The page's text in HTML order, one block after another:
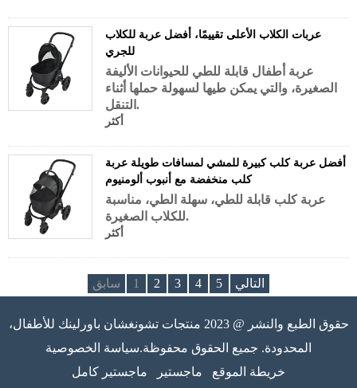
عربات الكلاب الأعلى تقييمًا، أفضل عربة للكلاب
للجري
عربة أطفال قابلة للطي للحيوانات الأليفة
الصغيرة، والتي يمكن طيها لسهولة حملها أثناء
التنقل.
أكثر
أفضل عربة كلب كبيرة للمشي لمسافات طويلة عربة
كلب منخفضة مع أنبوب ألومنيوم
عربة كلب قابلة للطي، سهلة الطي، مناسبة
للكلاب الصغيرة.
أكثر
سابق 1 2 3 4 5 التالي
حقوق الطبع والنشر @ 2023 منتجات تشونغشان باورلينك للأطفال،
المحدودة. جميع الحقوق محفوظة.سياسة الخصوصية
خريطة الموقع
ماجستير ماجستير كامل